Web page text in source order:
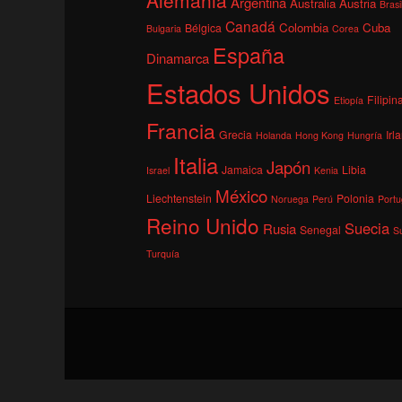
Brasil
Bulgaria Bélgica Canadá Colombia Corea Cuba
Dinamarca España
Estados Unidos Etiopía
Francia Grecia Holanda Hong Kong Hungría
Israel Italia Jamaica Japón Kenia Libia
Liechtenstein México Noruega Perú Polonia
Reino Unido Rusia Senegal Suecia
Turquía